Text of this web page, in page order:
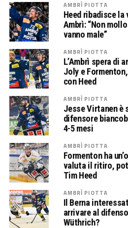
AMBRÌ PIOTTA
Heed ribadisce
Ambrì: “Non
vanno male”
AMBRÌ PIOTTA
L’Ambrì spera di
Joly e
con Heed
AMBRÌ PIOTTA
Jesse Virtanen è
difensore
4-5 mesi
AMBRÌ PIOTTA
Formenton ha
valuta il ritiro,
Tim Heed
AMBRÌ PIOTTA
Il Berna
arrivare al
Wüthrich?